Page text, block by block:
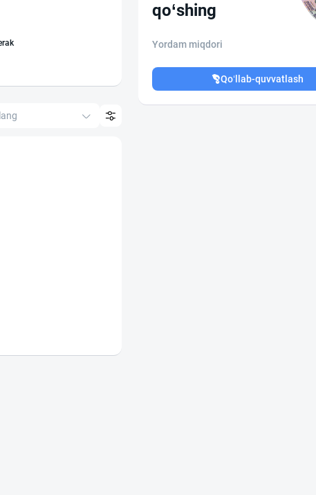
qo‘shing
Yordam miqdori
Qo‘llab-quvvatlash